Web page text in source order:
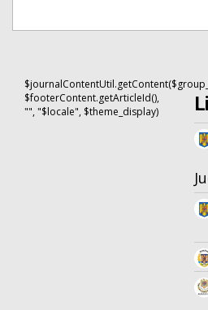
$footerContent.getArticleId(),
"", "$locale", $theme_display)